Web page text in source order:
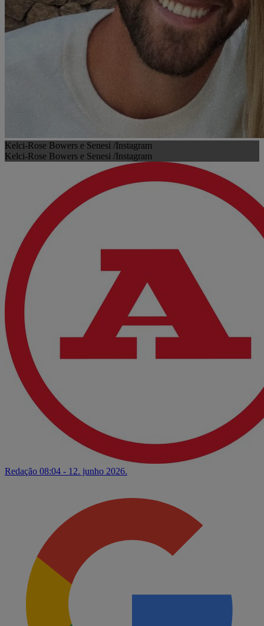
Kelci-Rose Bowers e Senesi /Instagram
Kelci-Rose Bowers e Senesi /Instagram
Redação 08:04 - 12. junho 2026.